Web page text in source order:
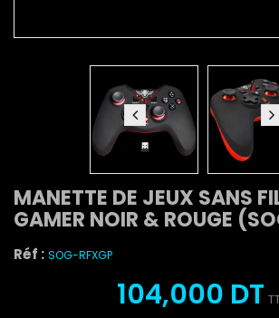
MANETTE DE JEUX SANS
GAMER NOIR & ROUGE
Réf : SOG-RFXGP
104,000 DT